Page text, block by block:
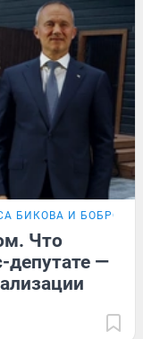
БИКОВА И БОБРОВА
Что
депутате —